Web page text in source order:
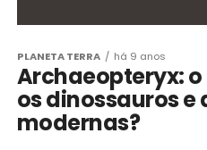
PLANETA TERRA há 9 anos
Archaeopteryx: o
os dinossauros e
modernas?